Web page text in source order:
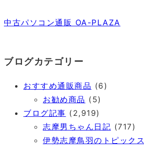
中古パソコン通販 OA-PLAZA
ブログカテゴリー
おすすめ通販商品 (6)
お勧め商品 (5)
ブログ記事 (2,919)
志摩男ちゃん日記 (717)
伊勢志摩鳥羽のトピックス